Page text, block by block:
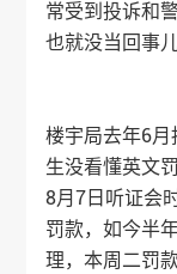
常受到投诉和
也就没当回事儿
楼宇局去年6
生没看懂英文
8月7日听证会
罚款，如今半
理，本周二罚